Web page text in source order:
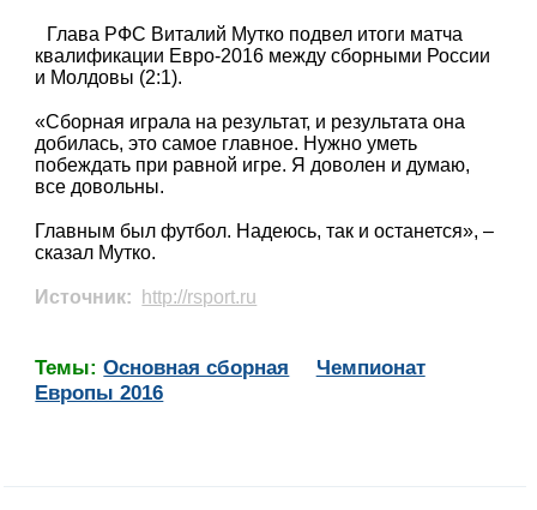
Глава РФС Виталий Мутко подвел итоги матча
квалификации Евро-2016 между сборными России
и Молдовы (2:1).
«Сборная играла на результат, и результата она
добилась, это самое главное. Нужно уметь
побеждать при равной игре. Я доволен и думаю,
все довольны.
Главным был футбол. Надеюсь, так и останется», –
сказал Мутко.
Источник: http://rsport.ru
Темы:Основная сборная
Чемпионат
Европы 2016